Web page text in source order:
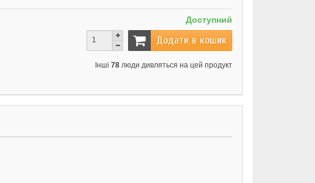
Доступний
Додати в кошик
Інші 78 люди дивляться на цей продукт